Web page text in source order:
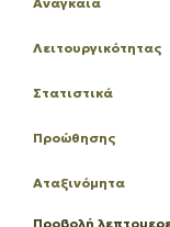
Λειτουργικότητας
Στατιστικά
Προώθησης
Αταξινόμητα
Προβολή